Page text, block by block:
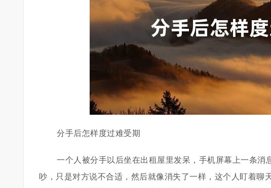
分手后怎样度过难受期
一个人被分手以后坐在出租屋里发呆，手机屏幕上一条
吵，只是对方说不合适，然后就像消失了一样，这个人盯着